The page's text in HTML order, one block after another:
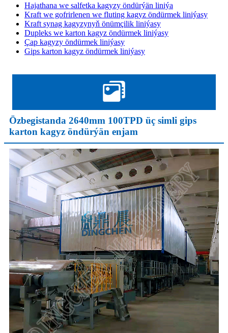
Hajathana we salfetka kagyzy öndürýän liniýa
Kraft we gofrirlenen we fluting kagyz öndürmek liniýasy
Kraft synag kagyzynyň önümçilik liniýasy
Dupleks we karton kagyz öndürmek liniýasy
Çap kagyzy öndürmek liniýasy
Gips karton kagyz öndürmek liniýasy
Özbegistanda 2640mm 100TPD üç simli gips
karton kagyz öndürýän enjam